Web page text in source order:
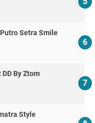
Setra Smile
By Ztom
Style